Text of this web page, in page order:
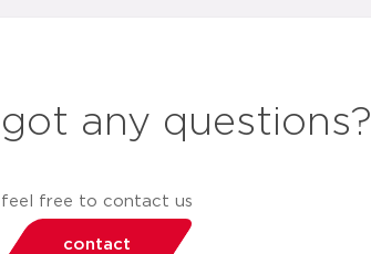
got any questions?
feel free to contact us
contact